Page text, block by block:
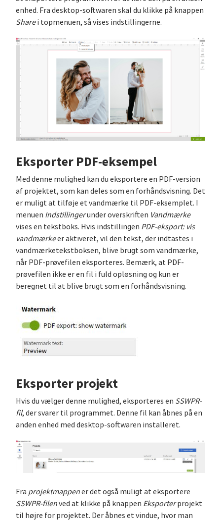
enhed. Fra desktop-softwaren skal du klikke på knappen
Sharei topmenuen, så vises indstillingerne.
Eksporter PDF-eksempel
Med denne mulighed kan du eksportere en PDF-version
af projektet, som kan deles som en forhåndsvisning. Det
er muligt at tilføje et vandmærke til PDF-eksemplet. I
menuen Indstillingerunder overskriften Vandmærke
vises en tekstboks. Hvis indstillingen PDF-eksport: vis
vandmærkeer aktiveret, vil den tekst, der indtastes i
vandmærketekstboksen, blive brugt som vandmærke,
når PDF-prøvefilen eksporteres. Bemærk, at PDF-
prøvefilen ikke er en fil i fuld opløsning og kun er
beregnet til at blive brugt som en forhåndsvisning.
Eksporter projekt
Hvis du vælger denne mulighed, eksporteres en SSWPR-
fil, der svarer til programmet. Denne fil kan åbnes på en
anden enhed med desktop-softwaren installeret.
Fra projektmappener det også muligt at eksportere
SSWPR-filenved at klikke på knappen Eksporterprojekt
til højre for projektet. Der åbnes et vindue, hvor man